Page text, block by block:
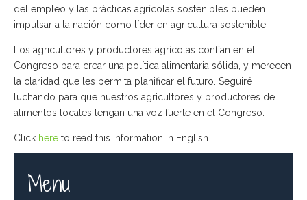
del empleo y las prácticas agrícolas sostenibles pueden
impulsar a la nación como líder en agricultura sostenible.
Los agricultores y productores agrícolas confían en el
Congreso para crear una política alimentaria sólida, y merecen
la claridad que les permita planificar el futuro. Seguiré
luchando para que nuestros agricultores y productores de
alimentos locales tengan una voz fuerte en el Congreso.
Click here to read this information in English.
Menu